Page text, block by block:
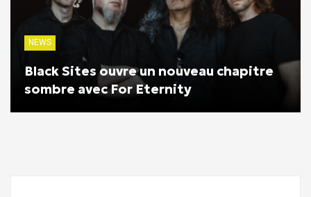
NEWS
Black Sites ouvre un nouveau chapitre
sombre avec For Eternity